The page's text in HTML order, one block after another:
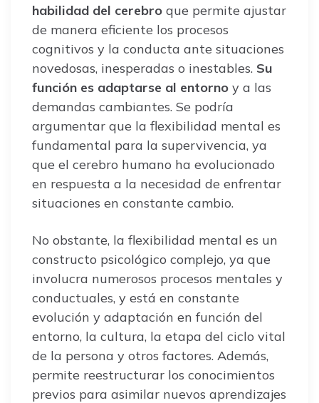
habilidad del cerebro que permite ajustar
de manera eficiente los procesos
cognitivos y la conducta ante situaciones
novedosas, inesperadas o inestables. Su
función es adaptarse al entorno y a las
demandas cambiantes. Se podría
argumentar que la flexibilidad mental es
fundamental para la supervivencia, ya
que el cerebro humano ha evolucionado
en respuesta a la necesidad de enfrentar
situaciones en constante cambio.
No obstante, la flexibilidad mental es un
constructo psicológico complejo, ya que
involucra numerosos procesos mentales y
conductuales, y está en constante
evolución y adaptación en función del
entorno, la cultura, la etapa del ciclo vital
de la persona y otros factores. Además,
permite reestructurar los conocimientos
previos para asimilar nuevos aprendizajes